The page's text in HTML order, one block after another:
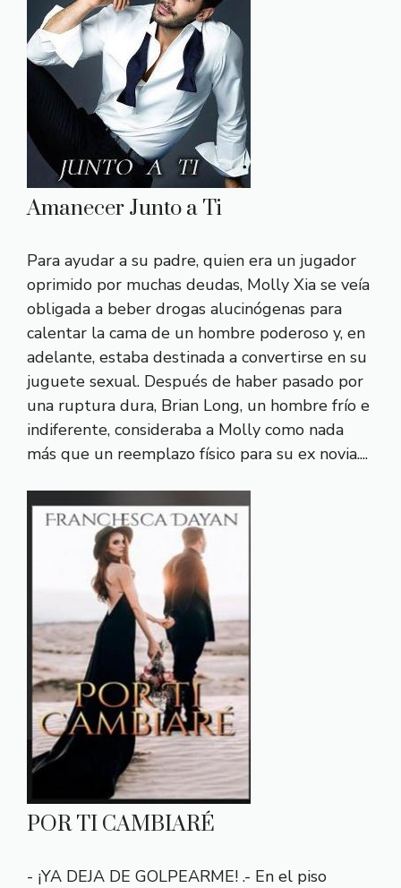
Amanecer Junto a Ti
Para ayudar a su padre, quien era un jugador
oprimido por muchas deudas, Molly Xia se veía
obligada a beber drogas alucinógenas para
calentar la cama de un hombre poderoso y, en
adelante, estaba destinada a convertirse en su
juguete sexual. Después de haber pasado por
una ruptura dura, Brian Long, un hombre frío e
indiferente, consideraba a Molly como nada
más que un reemplazo físico para su ex novia....
POR TI CAMBIARÉ
- ¡YA DEJA DE GOLPEARME! .- En el piso